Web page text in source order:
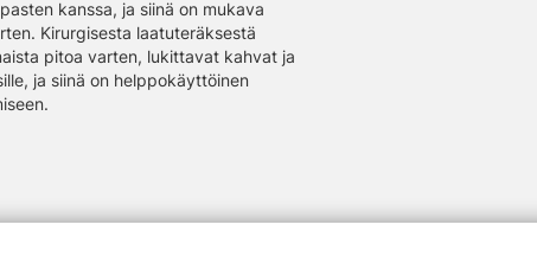
kanssa, ja siinä on mukava
Kirurgisesta laatuteräksestä
pitoa varten, lukittavat kahvat ja
ja siinä on helppokäyttöinen